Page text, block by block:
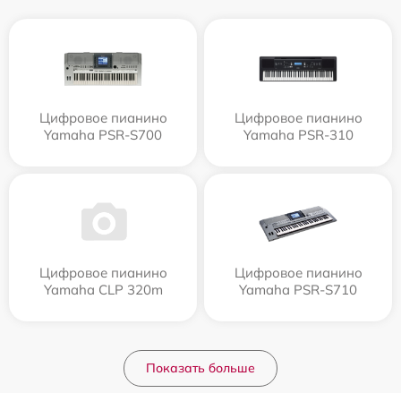
Цифровое пианино
Yamaha PSR-S700
Цифровое пианино
Yamaha PSR-310
Цифровое пианино
Yamaha CLP 320m
Цифровое пианино
Yamaha PSR-S710
Показать больше